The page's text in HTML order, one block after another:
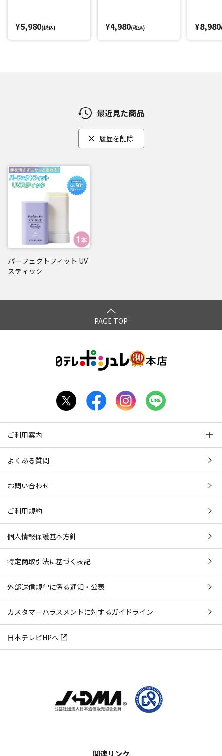
¥5,980(税込) ¥4,980(税込) ¥8,980
最近見た商品
履歴を削除
パーフェクトフィット UV
スティック
PAGE TOP
ご利用案内
よくある質問
お問い合わせ
ご利用規約
個人情報保護基本方針
特定商取引法に基づく表記
外部送信規律に係る通知・公表
カスタマーハラスメントに対するガイドライン
日本テレビHPへ
関連リンク